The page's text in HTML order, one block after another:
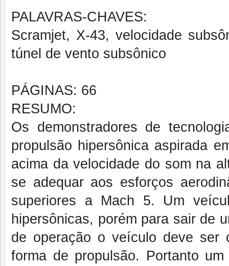
PALAVRAS-CHAVES:
Scramjet, X-43, velocidade
túnel de vento subsônico
PÁGINAS: 66
RESUMO:
Os demonstradores de
propulsão hipersônica aspirada
acima da velocidade do som na
se adequar aos esforços
superiores a Mach 5. Um
hipersônicas, porém para sair de
de operação o veículo deve ser
forma de propulsão. Portanto